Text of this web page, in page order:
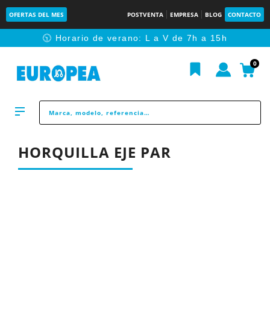
OFERTAS DEL MES POSTVENTA EMPRESA BLOG CONTACTO
🕥 Horario de verano: L a V de 7h a 15h
0
HORQUILLA EJE PAR